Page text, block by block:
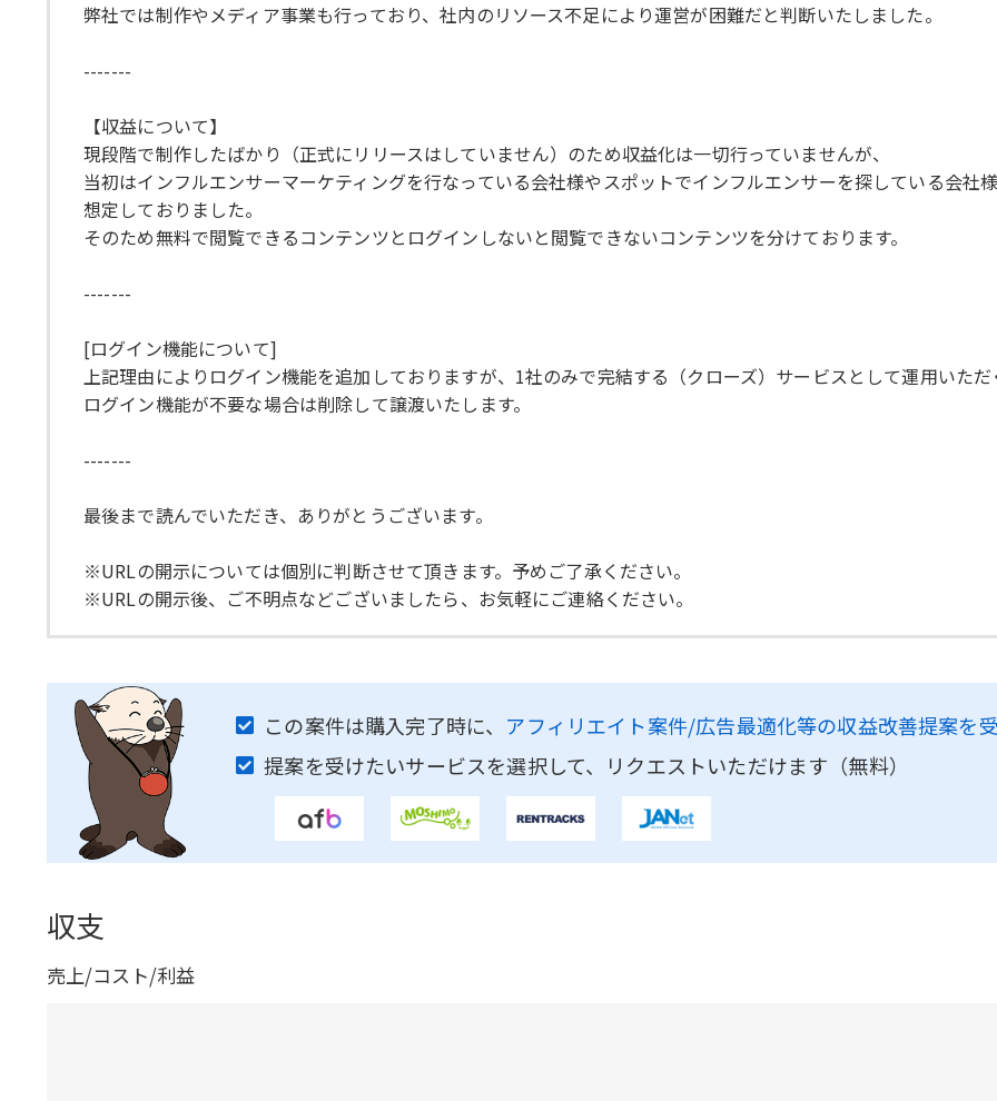
弊社では制作やメディア事業も行っており、社内のリソース不足により運営が困難だと判断いたしました。
-------
【収益について】
現段階で制作したばかり（正式にリリースはしていません）のため収益化は一切行っていませんが、
当初はインフルエンサーマーケティングを行なっている会社様やスポットでインフルエンサーを探している会社
想定しておりました。
そのため無料で閲覧できるコンテンツとログインしないと閲覧できないコンテンツを分けております。
-------
[ログイン機能について]
上記理由によりログイン機能を追加しておりますが、1社のみで完結する（クローズ）サービスとして運用いた
ログイン機能が不要な場合は削除して譲渡いたします。
-------
最後まで読んでいただき、ありがとうございます。
※URLの開示については個別に判断させて頂きます。予めご了承ください。
※URLの開示後、ご不明点などございましたら、お気軽にご連絡ください。
この案件は購入完了時に、 アフィリエイト案件/広告最適化等の収益改善提案を
提案を受けたいサービスを選択して、リクエストいただけます（無料）
収支
売上/コスト/利益